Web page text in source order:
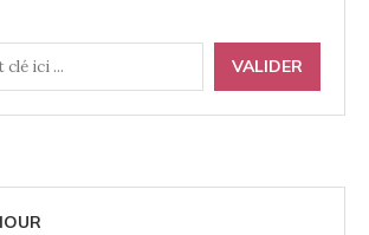
VALIDER